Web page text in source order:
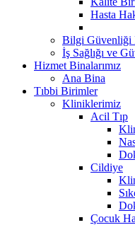
Hasta
Bilgi Güvenliği
İş Sağlığı ve
Hizmet Binalarımız
Ana Bina
Tıbbi Birimler
Kliniklerimiz
Acil Tıp
Cildiye
Çocuk